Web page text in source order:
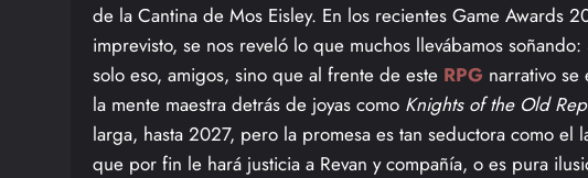
de la Cantina de Mos Eisley. En los recientes Game Awards
imprevisto, se nos reveló lo que muchos llevábamos soñando:
solo eso, amigos, sino que al frente de este RPG narrativo
la mente maestra detrás de joyas como Knights of the Old
larga, hasta 2027, pero la promesa es tan seductora como el
que por fin le hará justicia a Revan y compañía, o es pura